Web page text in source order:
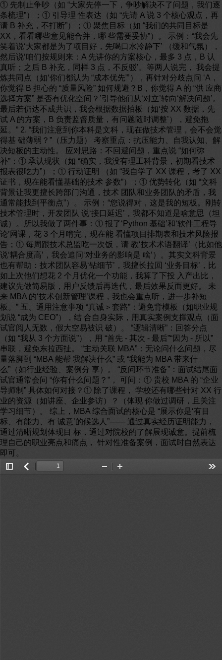
① 先制止争吵（如 “大家先停一下，争吵解决不了问题，我们逐
条梳理”）；① 引导理 性表达（如 “先请 A 说 3 个核心观点，再
请 B 补充，不打断”）；① 聚焦目标（如 “我们的共同目标是
XX，看看哪些意见能合并，哪 些需要妥协”）。 示例：“我会先
笑着说‘大家都是为了项目好，先喝口水冷静下’ （缓和气氛），
然后说‘咱们按规则来：A 先讲你的方案核心，最多 3 点，B 认
真听；之后 B 补充，同样 3 点，不反驳’。等两人说完， 我会提
炼共同点（如‘你们都认为 “成本优先”’），再针对分歧点问 ‘A，
你觉得 B 担心的 “质量风险” 如何规避？B，你觉得 A 的 “供 应商
选择方案” 是否有优化空间？’引导他们从‘对立’转向‘解决问题’。
最后若仍达不成共识，我会根据数据拍板（如‘按 XX 数据，先
试 A 的方案，B 负责监督质量，有问题随时调整’），避免拖
延。” 2. “我们注意到你本科是文科，现在做技术管理，会不会觉
得基 础薄弱？”（压力题） 考察重点：抗压能力、自我认知、解
决短板的主动性。 应对思路：不回避问题，重点说 “如何弥
补”：① 承认现状（如 “确实，我没有理工科背景，初期看技术
报表很吃力”）；① 行动证明 （如 “我自学了 XX 课程，考了 XX
证书，现在能看懂基础的技术 参数”）；① 优势转化（如 “文科
背景让我更擅长跨部门沟通，技术 团队和业务团队的矛盾，我
通常能找到平衡点”）。 示例：“您说得对，这是我的短板。刚转
技术管理时，开发团队 说‘接口延迟’，我都不知道是啥意思（坦
诚）。所以我做了两件事：① 报了‘Python 基础’和‘软件工程导
论’网课，花 3 个月啃完，现在能 看懂项目排期表和技术风险报
告；① 每周跟技术总监吃一次饭，请 教‘技术术语翻译’（比如他
说‘耦合度高’，我会追问‘对业务的影响是 啥’）。其实文科背景
也有帮助：技术团队容易‘钻细节’，我擅长拉回 ‘业务目标’，比
如上次他们想花 2 个月优化一个功能，我算了下投 入产出比，
建议先做简易版，用户反馈后再迭代，最后效果反而更好。 未
来 MBA 的‘技术创新管理’课程，我也会重点听，进一步补短
板。” 五、通用注意事项 “真诚＞套路”：避免背模板（如职业规
划说 “成为 CEO”），结 合自身实际，用真实案例支撑观点（面
试官阅人无数，假大空易被识 破）。 “逻辑清晰”：回答分点
（如 “我从 3 个方面说”），用 “首先 - 其次 - 最后”“因为 - 所以”
串联，避免东拉西扯。 “主动关联 MBA”：无论问什么问题，尽
量落脚到 “MBA 能帮 我解决什么” 或 “我能为 MBA 带来什
么”（如行业经验、案例分 享）。 “反问环节准备”：面试结尾面
试官通常会问 “你有什么问题？”， 可问：① 贵校 MBA 的 “企业
导师制” 具体如何对接？① 除了课程， 学校还有哪些针对 XX 行
业的资源（如讲座、企业参访）？（体现 你做过调研，且关注
学习细节）。 综上，MBA 综合面试的核心是 “展示你是‘有目
标、有能力、有 诚意’的候选人”—— 通过真实经历证明能力，
通过清晰规划体现目 标，通过对院校的了解展现诚意。提前梳
理自己的职业亮点和痛点， 针对性准备案例，面试时自然表达
即可。
Toggle返
Zoom